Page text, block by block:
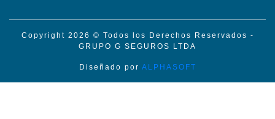
Copyright 2026 © Todos los Derechos Reservados -
GRUPO G SEGUROS LTDA
Diseñado por ALPHASOFT